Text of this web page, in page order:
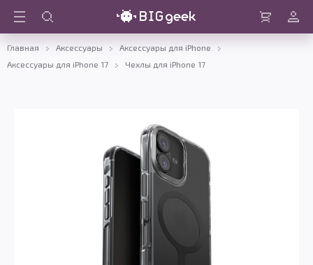
Войти
Главная Аксессуары
Аксессуары для iPhone
Аксессуары для iPhone 17
Чехлы для iPhone 17